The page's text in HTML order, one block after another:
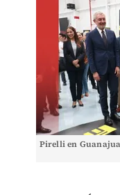
Pirelli en